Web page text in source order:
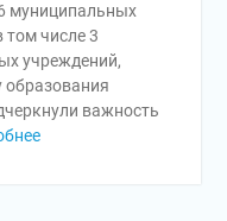
муниципальных
том числе 3
учреждений,
образования
важность